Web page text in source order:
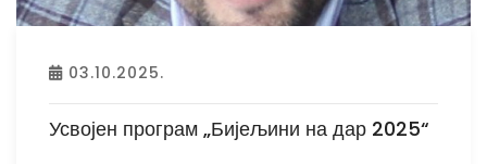
03.10.2025.
Усвојен програм „Бијељини на дар 2025“